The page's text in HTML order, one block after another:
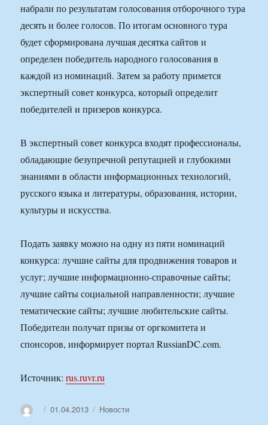
набрали по результатам голосования отборочного тура
десять и более голосов. По итогам основного тура
будет сформирована лучшая десятка сайтов и
определен победитель народного голосования в
каждой из номинаций. Затем за работу примется
экспертный совет конкурса, который определит
победителей и призеров конкурса.
В экспертный совет конкурса входят профессионалы,
обладающие безупречной репутацией и глубокими
знаниями в области информационных технологий,
русского языка и литературы, образования, истории,
культуры и искусства.
Подать заявку можно на одну из пяти номинаций
конкурса: лучшие сайты для продвижения товаров и
услуг; лучшие информационно-справочные сайты;
лучшие сайты социальной направленности; лучшие
тематические сайты; лучшие любительские сайты.
Победители получат призы от оргкомитета и
спонсоров, информирует портал RussianDC.com.
Источник:rus.ruvr.ru
АвторОпубликовано
01.04.2013 Рубрики
Новости